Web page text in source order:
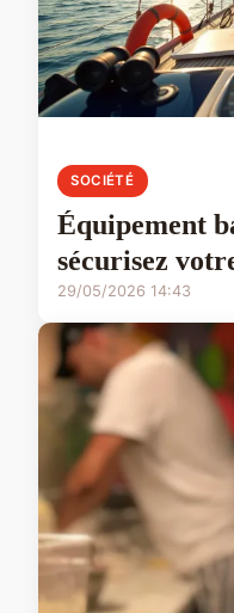
SOCIÉTÉ
Équipement
sécurisez
29/05/2026 14:43